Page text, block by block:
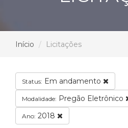
Início Licitações
Status: Em andamento
Modalidade: Pregão Eletrônico
Ano: 2018